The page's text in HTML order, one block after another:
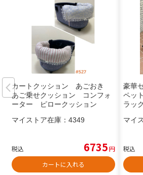
カートクッション あごおき
あご乗せクッション コンフォ
ーター ピロークッション
マイストア在庫： 4349
税込 6735円
カートに入れる
豪華
ペッ
ラック
マイ
税込